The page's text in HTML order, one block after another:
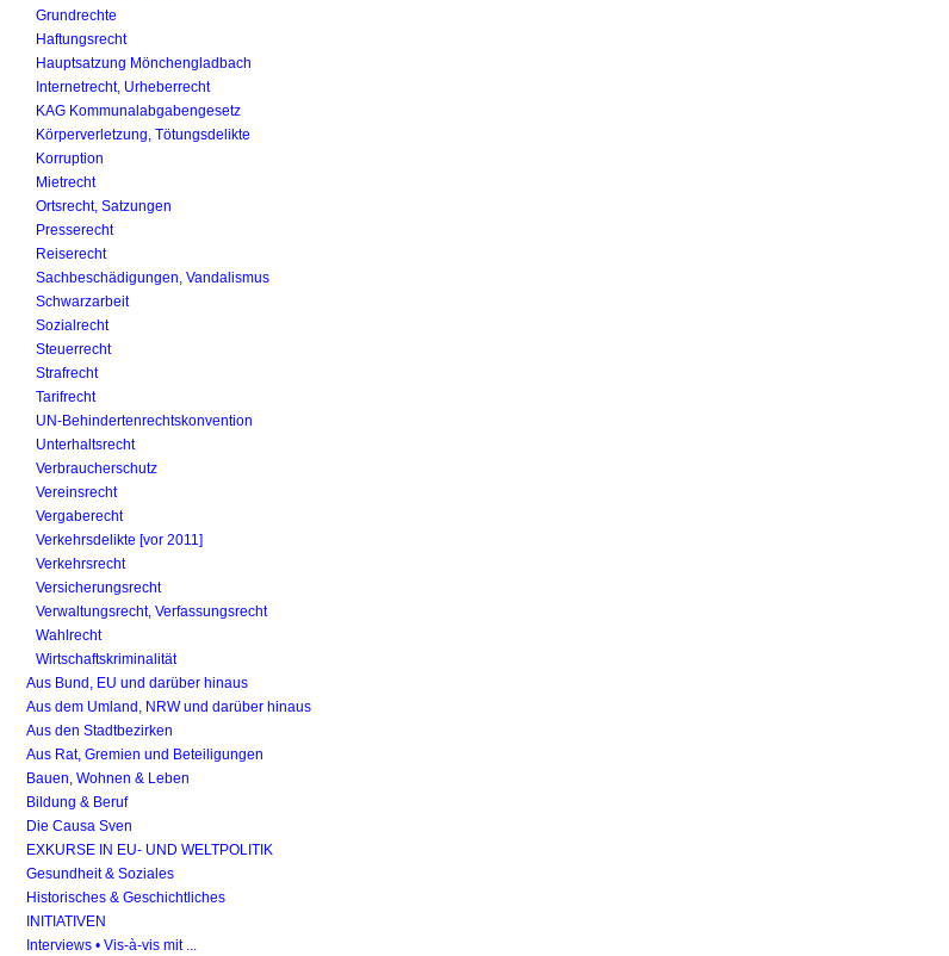
Grundrechte
Haftungsrecht
Hauptsatzung Mönchengladbach
Internetrecht, Urheberrecht
KAG Kommunalabgabengesetz
Körperverletzung, Tötungsdelikte
Korruption
Mietrecht
Ortsrecht, Satzungen
Presserecht
Reiserecht
Sachbeschädigungen, Vandalismus
Schwarzarbeit
Sozialrecht
Steuerrecht
Strafrecht
Tarifrecht
UN-Behinderten­rechtskonvention
Unterhaltsrecht
Verbraucherschutz
Vereinsrecht
Vergaberecht
Verkehrsdelikte [vor 2011]
Verkehrsrecht
Versicherungsrecht
Verwaltungsrecht, Verfassungsrecht
Wahlrecht
Wirtschaftskriminalität
Aus Bund, EU und darüber hinaus
Aus dem Umland, NRW und darüber hinaus
Aus den Stadtbezirken
Aus Rat, Gremien und Beteiligungen
Bauen, Wohnen & Leben
Bildung & Beruf
Die Causa Sven
EXKURSE IN EU- UND WELTPOLITIK
Gesundheit & Soziales
Historisches & Geschichtliches
INITIATIVEN
Interviews • Vis-à-vis mit ...